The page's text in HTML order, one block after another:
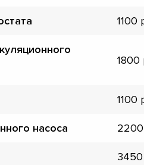
1100
1800
1100
насоса 2200
3450